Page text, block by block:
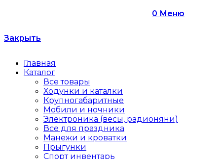
0 Меню
Закрыть
Главная
Каталог
Все товары
Ходунки и каталки
Крупногабаритные
Мобили и ночники
Электроника (весы, радионяни)
Все для праздника
Манежи и кроватки
Прыгунки
Спорт инвентарь